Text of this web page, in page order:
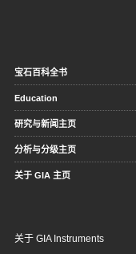
宝石百科全书
Education
研究与新闻主页
分析与分级主页
关于 GIA 主页
关于 GIA Instruments